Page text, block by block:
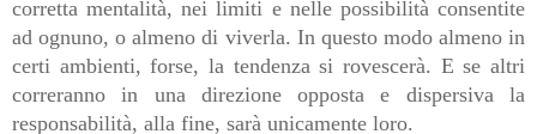
corretta mentalità, nei limiti e nelle possibilità consentite
ad ognuno, o almeno di viverla. In questo modo almeno in
certi ambienti, forse, la tendenza si rovescerà. E se altri
correranno in una direzione opposta e dispersiva la
responsabilità, alla fine, sarà unicamente loro.